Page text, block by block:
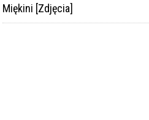
Miękini [Zdjęcia]